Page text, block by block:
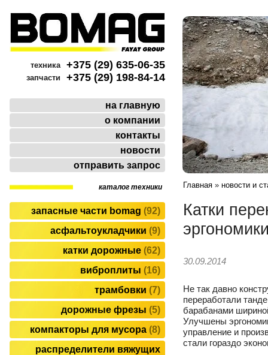
техника +375 (29) 635-06-35
запчасти +375 (29) 198-84-14
на главную
о компании
контакты
новости
отправить запрос
каталог техники
запасные части bomag 92
асфальтоукладчики 9
катки дорожные 62
виброплиты
16
трамбовки 7
дорожные фрезы 5
компакторы для мусора 8
распределители вяжущих
Главная » новости и
Катки
30.09.2014
Не так давно
переработали
барабанами
Улучшены
управление и
стали гораздо